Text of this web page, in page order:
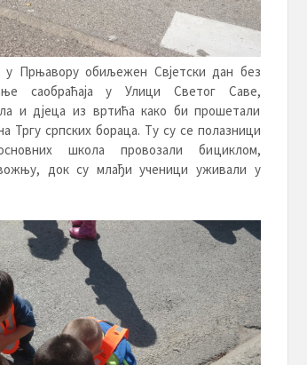
у Прњавору обиљежен Свјетски дан без
саобраћаја у Улици Светог Саве,
и дјеца из вртића како би прошетали
Тргу српских бораца. Ту су се полазници
школа провозали бициклом,
док су млађи ученици уживали у